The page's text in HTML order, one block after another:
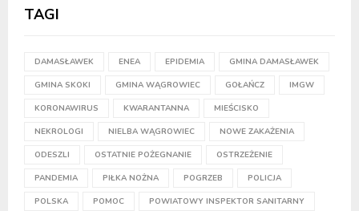
TAGI
DAMASŁAWEK ENEA EPIDEMIA GMINA DAMASŁAWEK
GMINA SKOKI GMINA WĄGROWIEC GOŁAŃCZ IMGW
KORONAWIRUS KWARANTANNA MIEŚCISKO
NEKROLOGI NIELBA WĄGROWIEC NOWE ZAKAŻENIA
ODESZLI OSTATNIE POŻEGNANIE OSTRZEŻENIE
PANDEMIA PIŁKA NOŻNA POGRZEB POLICJA
POLSKA POMOC POWIATOWY INSPEKTOR SANITARNY